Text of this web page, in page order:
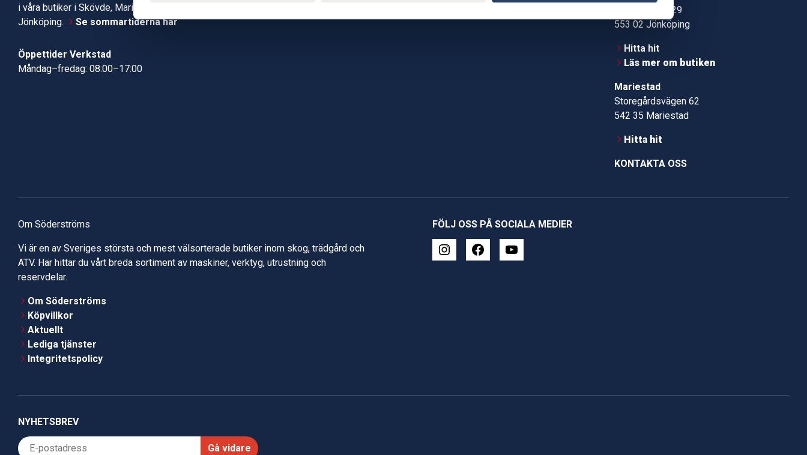
i våra butiker i Skövde, Mariestad och
Jönköping.
Se sommartiderna här
Öppettider Verkstad
Måndag–fredag: 08:00–17:00
Kämpevägen 29
553 02 Jönköping
Hitta hit
Läs mer om butiken
Mariestad
Storegårdsvägen 62
542 35 Mariestad
Hitta hit
KONTAKTA OSS
Om Söderströms
Vi är en av Sveriges största och mest välsorterade butiker inom skog, trädgård och
ATV. Här hittar du vårt breda sortiment av maskiner, verktyg, utrustning och
reservdelar.
Om Söderströms
Köpvillkor
Aktuellt
Lediga tjänster
Integritetspolicy
FÖLJ OSS PÅ SOCIALA MEDIER
NYHETSBREV
Gå vidare